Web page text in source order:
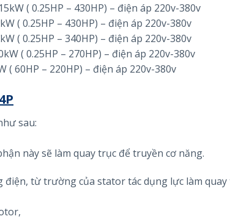
( 0.25HP – 430HP) – điện áp 220v-380v
( 0.25HP – 430HP) – điện áp 220v-380v
( 0.25HP – 340HP) – điện áp 220v-380v
( 0.25HP – 270HP) – điện áp 220v-380v
60HP – 220HP) – điện áp 220v-380v
sau:
này sẽ làm quay trục để truyền cơ năng.
từ trường của stator tác dụng lực làm quay